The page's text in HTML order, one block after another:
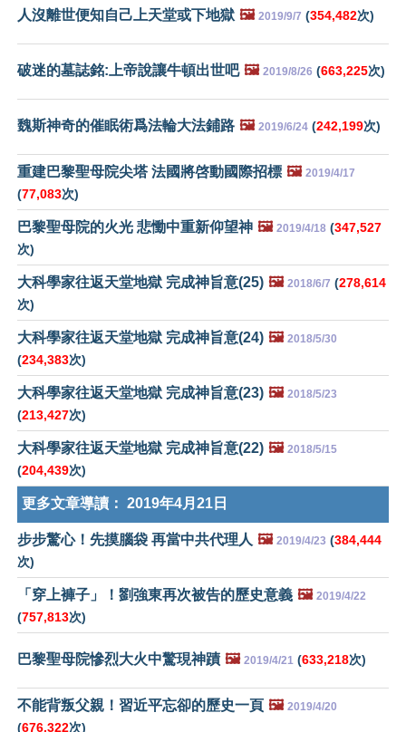
人沒離世便知自己上天堂或下地獄 🖼️ 2019/9/7 (354,482次)
破迷的墓誌銘:上帝說讓牛頓出世吧 🖼️ 2019/8/26 (663,225次)
魏斯神奇的催眠術爲法輪大法鋪路 🖼️ 2019/6/24 (242,199次)
重建巴黎聖母院尖塔 法國將啓動國際招標 🖼️ 2019/4/17
(77,083次)
巴黎聖母院的火光 悲慟中重新仰望神 🖼️ 2019/4/18 (347,527
次)
大科學家往返天堂地獄 完成神旨意(25) 🖼️ 2018/6/7 (278,614
次)
大科學家往返天堂地獄 完成神旨意(24) 🖼️ 2018/5/30
(234,383次)
大科學家往返天堂地獄 完成神旨意(23) 🖼️ 2018/5/23
(213,427次)
大科學家往返天堂地獄 完成神旨意(22) 🖼️ 2018/5/15
(204,439次)
更多文章導讀： 2019年4月21日
步步驚心！先摸腦袋 再當中共代理人 🖼️ 2019/4/23 (384,444
次)
「穿上褲子」！劉強東再次被告的歷史意義 🖼️ 2019/4/22
(757,813次)
巴黎聖母院慘烈大火中驚現神蹟 🖼️ 2019/4/21 (633,218次)
不能背叛父親！習近平忘卻的歷史一頁 🖼️ 2019/4/20
(676,322次)